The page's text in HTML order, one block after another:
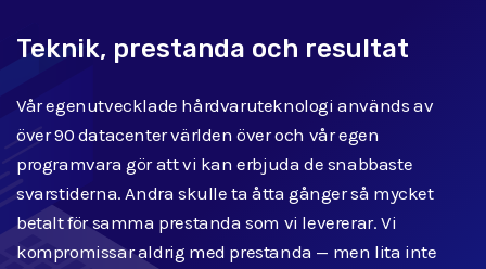
Teknik, prestanda och resultat
Vår egenutvecklade hårdvaruteknologi används av
över 90 datacenter världen över och vår egen
programvara gör att vi kan erbjuda de snabbaste
svarstiderna. Andra skulle ta åtta gånger så mycket
betalt för samma prestanda som vi levererar. Vi
kompromissar aldrig med prestanda — men lita inte